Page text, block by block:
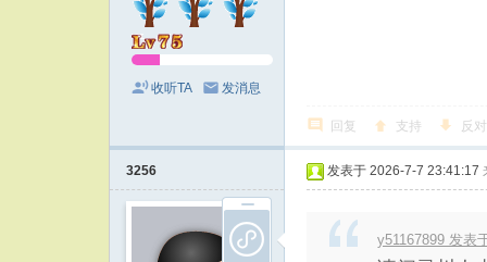
收听TA 发消息
回复 支持 反对
3256 发表于 2026-7-7 23:41:17
y51167899 发表